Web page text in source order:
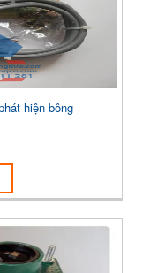
hiện bông